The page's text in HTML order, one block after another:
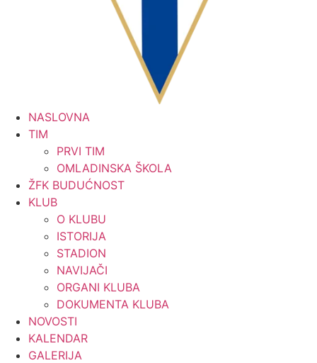
NASLOVNA
TIM
PRVI TIM
OMLADINSKA ŠKOLA
ŽFK BUDUĆNOST
KLUB
O KLUBU
ISTORIJA
STADION
NAVIJAČI
ORGANI KLUBA
DOKUMENTA KLUBA
NOVOSTI
KALENDAR
GALERIJA